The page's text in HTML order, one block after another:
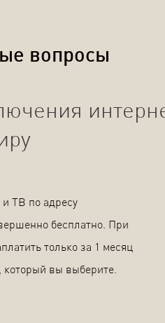
вопросы
ТВ по адресу
бесплатно. При
только за 1 месяц
который вы выберите.